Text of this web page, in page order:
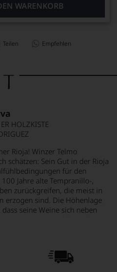
WARENKORB
Teilen Empfehlen
HOLZKISTE
Rioja! Winzer Telmo
schätzen: Sein Gut in der Rioja
für den
Jahre alte Tempranillo-,
zurückgreifen, die meist in
erzogen sind. Die Höhenlage
seine Weine sich neben
in Barriques, großem
Winzerkunst schafft
Erhabenheit.